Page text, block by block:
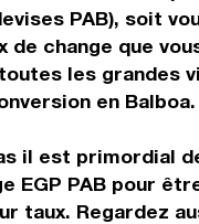
PAB), soit
de change que
les grandes
en Balboa.
il est primordial
EGP PAB pour
taux. Regardez